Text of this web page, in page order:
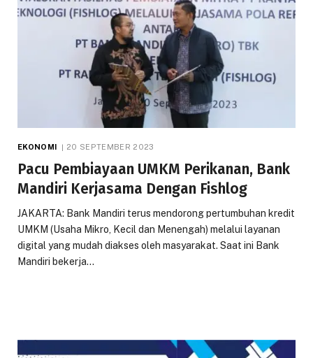
EKONOMI 20 SEPTEMBER 2023
Pacu Pembiayaan UMKM Perikanan, Bank
Mandiri Kerjasama Dengan Fishlog
JAKARTA: Bank Mandiri terus mendorong pertumbuhan kredit
UMKM (Usaha Mikro, Kecil dan Menengah) melalui layanan
digital yang mudah diakses oleh masyarakat. Saat ini Bank
Mandiri bekerja…